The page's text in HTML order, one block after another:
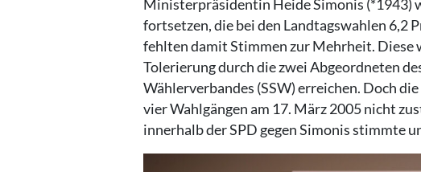
Ministerpräsidentin Heide Simonis (*1943)
fortsetzen, die bei den Landtagswahlen 6,2
fehlten damit Stimmen zur Mehrheit. Diese
Tolerierung durch die zwei Abgeordneten
Wählerverbandes (SSW) erreichen. Doch
vier Wahlgängen am 17. März 2005 nicht
innerhalb der SPD gegen Simonis stimmte